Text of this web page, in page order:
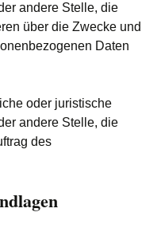
andere Stelle, die
über die Zwecke und
Daten
oder juristische
andere Stelle, die
des